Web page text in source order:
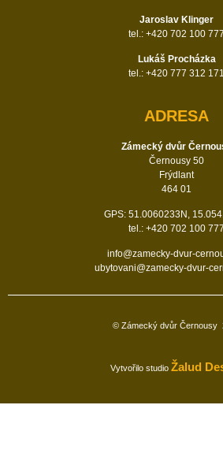
Jaroslav Klinger
tel.: +420 702 100 777
Lukáš Procházka
tel.: +420 777 312 171
ADRESA
Zámecký dvůr
Černousy 50
Frýdlant
464 01
GPS: 51.0060233N,
tel.: +420 702 100 777
info@zamecky-dvur-
ubytovani@zamecky-dvur-
© Zámecký dvůr Černousy
Vytvořilo studio Žalud